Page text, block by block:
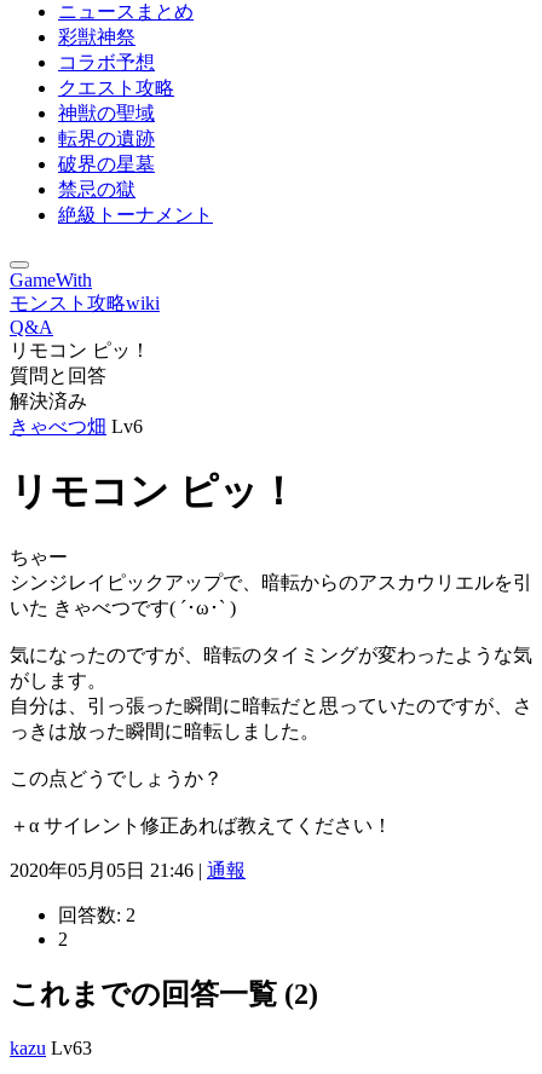
ニュースまとめ
彩獣神祭
コラボ予想
クエスト攻略
神獣の聖域
転界の遺跡
破界の星墓
禁忌の獄
絶級トーナメント
GameWith
モンスト攻略wiki
Q&A
リモコン ピッ！
質問と回答
解決済み
きゃべつ畑 Lv6
リモコン ピッ！
ちゃー
シンジレイピックアップで、暗転からのアスカウリエルを引
いた きゃべつです( ´･ω･` )
気になったのですが、暗転のタイミングが変わったような気
がします。
自分は、引っ張った瞬間に暗転だと思っていたのですが、さ
っきは放った瞬間に暗転しました。
この点どうでしょうか？
＋α サイレント修正あれば教えてください！
2020年05月05日 21:46 | 通報
回答数: 2
2
これまでの回答一覧 (2)
kazu Lv63